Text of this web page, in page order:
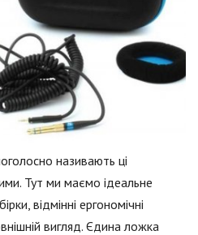
називають ці
Тут ми маємо ідеальне
відмінні ергономічні
вигляд. Єдина ложка